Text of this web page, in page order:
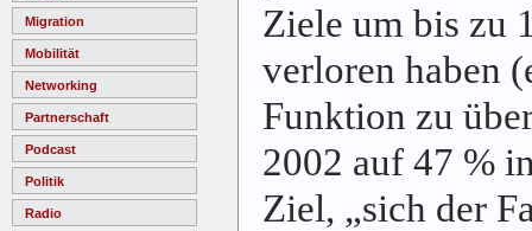
Migration
Mobilität
Networking
Partnerschaft
Podcast
Politik
Radio
Ziele um bis zu
verloren haben
Funktion zu
2002 auf 47 %
Ziel, „sich der